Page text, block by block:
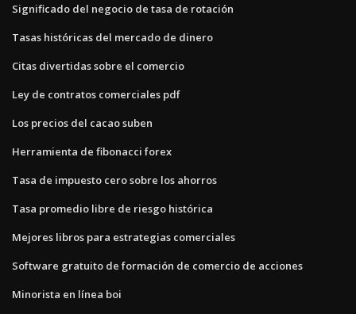
Significado del negocio de tasa de rotación
Tasas históricas del mercado de dinero
Citas divertidas sobre el comercio
Ley de contratos comerciales pdf
Los precios del cacao suben
Herramienta de fibonacci forex
Tasa de impuesto cero sobre los ahorros
Tasa promedio libre de riesgo histórica
Mejores libros para estrategias comerciales
Software gratuito de formación de comercio de acciones
Minorista en línea boi